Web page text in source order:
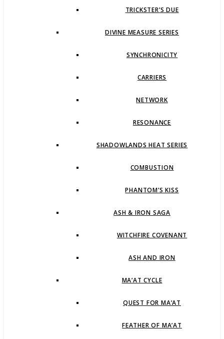
TRICKSTER’S DUE
DIVINE MEASURE SERIES
SYNCHRONICITY
CARRIERS
NETWORK
RESONANCE
SHADOWLANDS HEAT SERIES
COMBUSTION
PHANTOM’S KISS
ASH & IRON SAGA
WITCHFIRE COVENANT
ASH AND IRON
MA’AT CYCLE
QUEST FOR MA’AT
FEATHER OF MA’AT